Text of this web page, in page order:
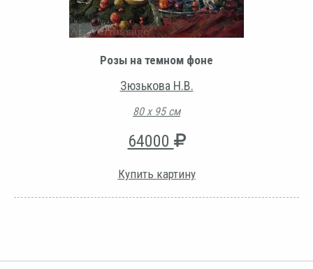
Розы на темном фоне
Зюзькова Н.В.
80 х 95 см
64000
Купить картину